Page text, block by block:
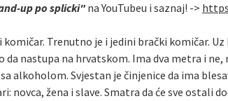
up po splicki"na YouTubeu i saznaj! ->
Trenutno je i jedini brački komičar.
nastupa na hrvatskom. Ima dva metra i ne,
alkoholom. Svjestan je činjenice da ima
novca, žena i slave. Smatra da će sve ostali